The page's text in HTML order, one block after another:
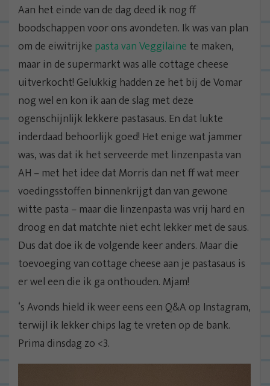
Aan het einde van de dag deed ik nog ff
boodschappen voor ons avondeten. Ik was van plan
om de eiwitrijke pasta van Veggilaine te maken,
maar in de supermarkt was alle cottage cheese
uitverkocht! Gelukkig hadden ze het bij de Vomar
nog wel en kon ik aan de slag met deze
ogenschijnlijk lekkere pastasaus. En dat lukte
inderdaad behoorlijk goed! Het enige wat jammer
was, was dat ik het serveerde met linzenpasta van
AH – met het idee dat Morris dan net ff wat meer
voedingsstoffen binnenkrijgt dan van gewone
witte pasta – maar die linzenpasta was vrij hard en
droog en dat matchte niet echt lekker met de saus.
Dus dat doe ik de volgende keer anders. Maar die
toevoeging van cottage cheese aan je pastasaus is
er wel een die ik ga onthouden. Mjam!
‘s Avonds hield ik weer eens een Q&A op Instagram,
terwijl ik lekker chips lag te vreten op de bank.
Prima dinsdag zo <3.